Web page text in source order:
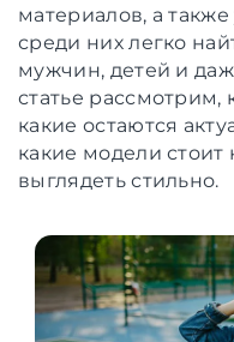
материалов, а
среди них легко
мужчин, детей и
статье рассмотрим,
какие остаются
какие модели стоит
выглядеть стильно.